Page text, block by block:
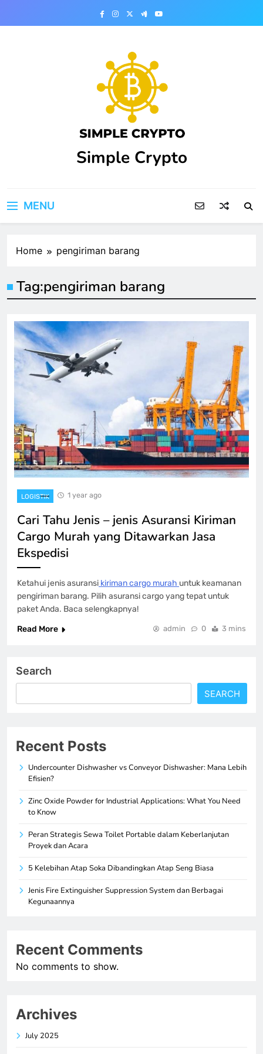
Simple Crypto
MENU
Home pengiriman barang
Tag:pengiriman barang
LOGISTIK 1 year ago
Cari Tahu Jenis – jenis Asuransi Kiriman
Cargo Murah yang Ditawarkan Jasa
Ekspedisi
Ketahui jenis asuransi kiriman cargo murah untuk keamanan
pengiriman barang. Pilih asuransi cargo yang tepat untuk
paket Anda. Baca selengkapnya!
Read More
admin 0 3 mins
Search
SEARCH
Recent Posts
Undercounter Dishwasher vs Conveyor Dishwasher: Mana Lebih
Efisien?
Zinc Oxide Powder for Industrial Applications: What You Need
to Know
Peran Strategis Sewa Toilet Portable dalam Keberlanjutan
Proyek dan Acara
5 Kelebihan Atap Soka Dibandingkan Atap Seng Biasa
Jenis Fire Extinguisher Suppression System dan Berbagai
Kegunaannya
Recent Comments
No comments to show.
Archives
July 2025